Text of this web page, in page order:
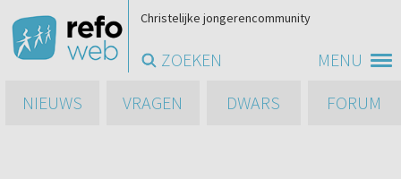
MENU
Christelijke jongerencommunity
ZOEKEN
NIEUWS
VRAGEN DWARS FORUM